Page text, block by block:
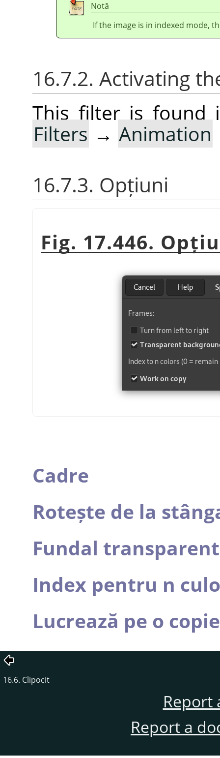
Notă
If the image is in indexed mode,
16.7.2. Activating
This filter is found
Filters → Animation
16.7.3. Opțiuni
Fig. 17.446.
Cadre
Rotește de la
Fundal transparent
Index pentru n
Lucrează pe o copie
16.6. Clipocit
Report
Report a